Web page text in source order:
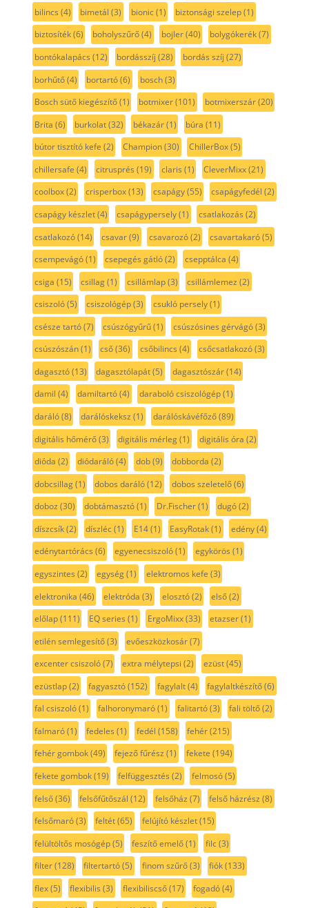
bilincs (4) bimetál (3) bionic(1) biztonsági szelep(1)
biztosíték(6) boholyszűrő(4) bojler(40) bolygókerék(7)
bontókalapács (12) bordásszíj (28) bordás szíj (27)
borhűtő(4) bortartó(6) bosch(3)
Bosch sütő kiegészítő(1) botmixer(101) botmixerszár(20)
Brita (6) burkolat(32) békazár(1) búra (11)
bútor tisztító kefe (2) Champion(30) ChillerBox(5)
chillersafe (4) citrusprés (19) claris (1) CleverMixx(21)
coolbox(2) crisperbox(13) csapágy(55) csapágyfedél (2)
csapágy készlet(4) csapágypersely(1) csatlakozás (2)
csatlakozó(14) csavar(9) csavarozó(2) csavartakaró(5)
csempevágó(1) csepegés gátló(2) csepptálca (4)
csiga (15) csillag(1) csillámlap(3) csillámlemez (2)
csiszoló(5) csiszológép(3) csukló persely(1)
csésze tartó(7) csúszógyűrű(1) csúszósines gérvágó(3)
csúszószán(1) cső(36) csőbilincs (4) csőcsatlakozó(3)
dagasztó(13) dagasztólapát(5) dagasztószár(14)
damil (4) damiltartó(4) daraboló csiszológép(1)
daráló(8) darálóskeksz (1) darálóskávéfőző(89)
digitális hőmérő(3) digitális mérleg(1) digitális óra (2)
dióda (2) diódaráló(4) dob(9) dobborda (2)
dobcsillag(1) dobos daráló(12) dobos szeletelő(6)
doboz (30) dobtámasztó(1) Dr.Fischer(1) dugó(2)
díszcsík(2) díszléc(1) E14(1) EasyRotak(1) edény(4)
edénytartórács (6) egyenecsiszoló(1) egykörös (1)
egyszintes (2) egység(1) elektromos kefe (3)
elektronika (46) elektróda (3) elosztó(2) első(2)
előlap(111) EQ series (1) ErgoMixx(33) etazser(1)
etilén semlegesítő(3) evőeszközkosár(7)
excenter csiszoló(7) extra mélytepsi (2) ezüst(45)
ezüstlap(2) fagyasztó(152) fagylalt(4) fagylaltkészítő(6)
fal csiszoló(1) falhoronymaró(1) falitartó(3) fali töltő(2)
falmaró(1) fedeles (1) fedél (158) fehér(215)
fehér gombok(49) fejező fűrész (1) fekete (194)
fekete gombok(19) felfüggesztés (2) felmosó(5)
felső(36) felsőfűtőszál (12) felsőház (7) felső házrész (8)
felsőmaró(3) feltét(65) felújító készlet(15)
felültöltős mosógép(5) feszítő emelő(1) filc(3)
filter(128) filtertartó(5) finom szűrő(3) fiók(133)
flex(5) flexibilis (3) flexibiliscső(17) fogadó(4)